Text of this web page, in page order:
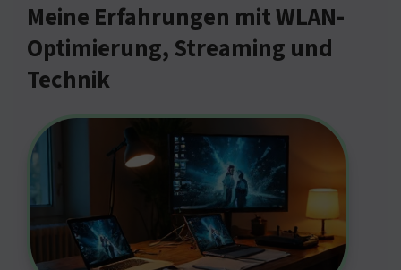
Meine Erfahrungen mit WLAN-
Optimierung, Streaming und
Technik